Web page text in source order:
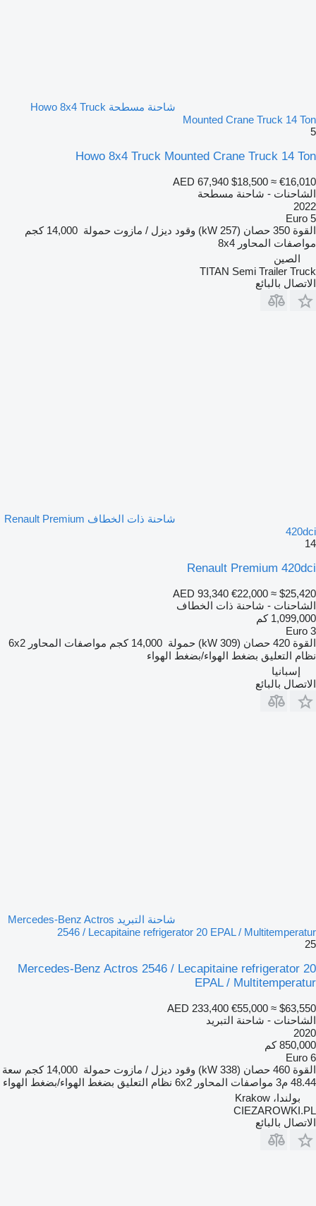
شاحنة مسطحة Howo 8x4 Truck
Mounted Crane Truck 14 Ton
5
Howo 8x4 Truck Mounted Crane Truck 14 Ton
AED 67,940 $18,500 ≈ €16,010
الشاحنات - شاحنة مسطحة
2022
Euro 5
القوة 350 حصان (257 kW) وقود ديزل / مازوت حمولة 14,000 كجم
مواصفات المحاور 8x4
الصين
TITAN Semi Trailer Truck
الاتصال بالبائع
شاحنة ذات الخطاف Renault Premium
420dci
14
Renault Premium 420dci
AED 93,340 €22,000 ≈ $25,420
الشاحنات - شاحنة ذات الخطاف
1,099,000 كم
Euro 3
القوة 420 حصان (309 kW) حمولة 14,000 كجم مواصفات المحاور 6x2
نظام التعليق بضغط الهواء/بضغط الهواء
إسبانيا
الاتصال بالبائع
شاحنة التبريد Mercedes-Benz Actros
2546 / Lecapitaine refrigerator 20 EPAL / Multitemperatur
25
Mercedes-Benz Actros 2546 / Lecapitaine refrigerator 20
EPAL / Multitemperatur
AED 233,400 €55,000 ≈ $63,550
الشاحنات - شاحنة التبريد
2020
850,000 كم
Euro 6
القوة 460 حصان (338 kW) وقود ديزل / مازوت حمولة 14,000 كجم
سعة
48.44 م3
مواصفات المحاور 6x2 نظام التعليق بضغط الهواء/بضغط الهواء
بولندا، Krakow
CIEZAROWKI.PL
الاتصال بالبائع